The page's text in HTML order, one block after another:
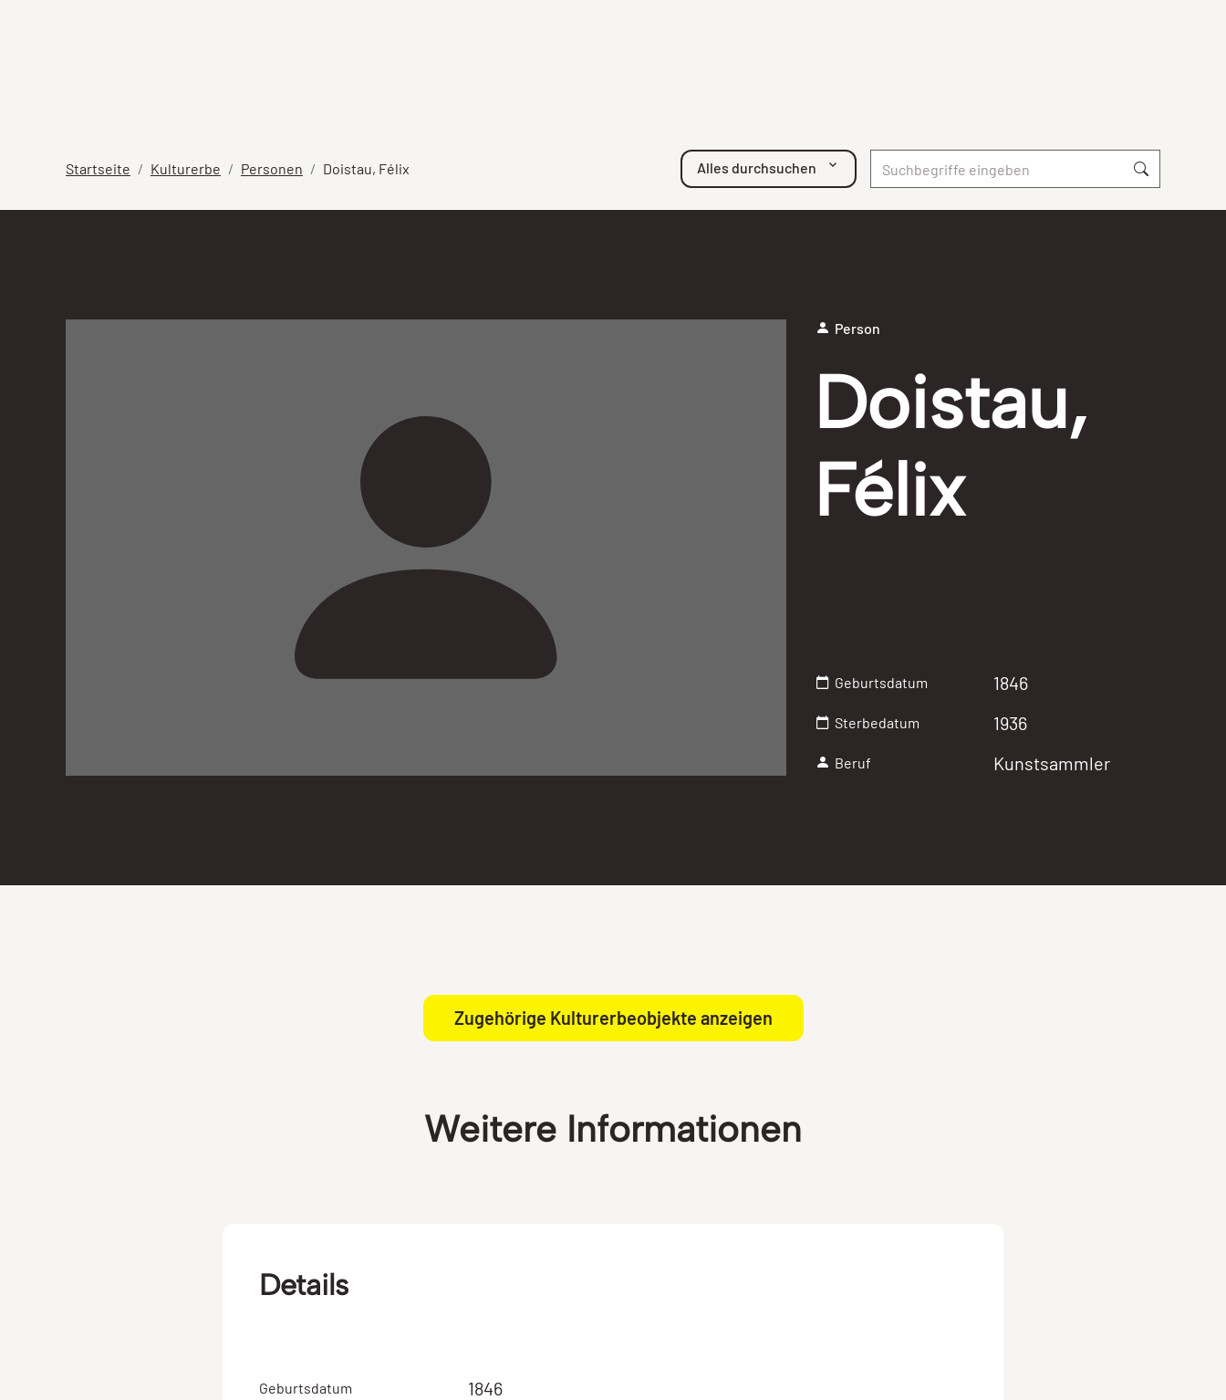
Startseite Kulturerbe Personen Doistau, Félix Alles durchsuchen
Person
Doistau,
Félix
Geburtsdatum 1846
Sterbedatum 1936
Beruf Kunstsammler
Zugehörige Kulturerbeobjekte anzeigen
Weitere Informationen
Details
Geburtsdatum 1846